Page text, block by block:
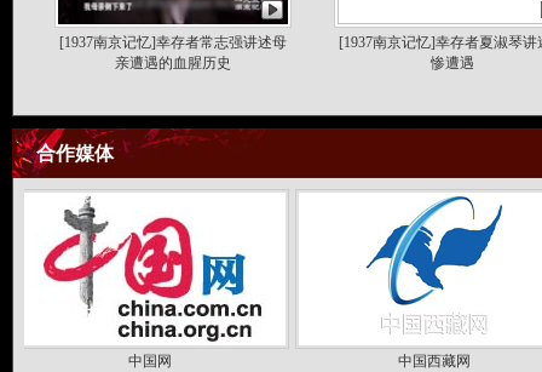
[1937南京记忆]幸存者常志强讲述母
亲遭遇的血腥历史
[1937南京记忆]幸存者夏淑琴讲
惨遭遇
合作媒体